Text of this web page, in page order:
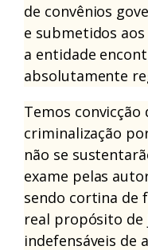
de convênios
e submetidos
a entidade
absolutamente
Temos
criminalização
não se
exame pelas
sendo cortina de
real propósito
indefensáveis de